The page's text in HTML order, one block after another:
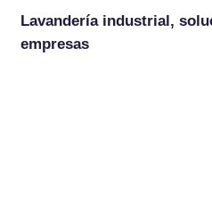
Lavandería industrial,
empresas